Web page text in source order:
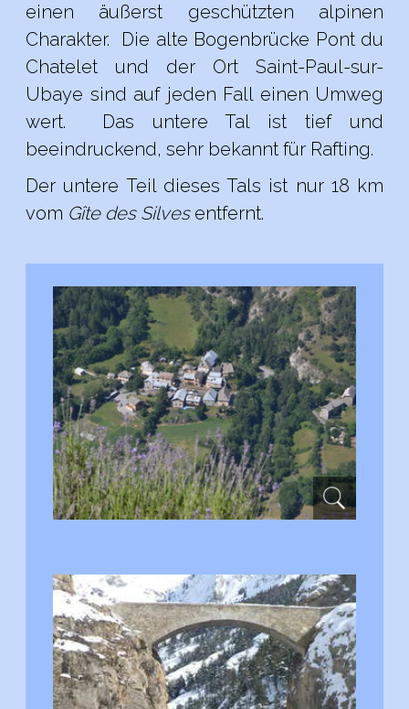
einen äußerst geschützten alpinen
Charakter. Die alte Bogenbrücke Pont du
Chatelet und der Ort Saint-Paul-sur-
Ubaye sind auf jeden Fall einen Umweg
wert. Das untere Tal ist tief und
beeindruckend, sehr bekannt für Rafting.
Der untere Teil dieses Tals ist nur 18 km
vom Gîte des Silvesentfernt.